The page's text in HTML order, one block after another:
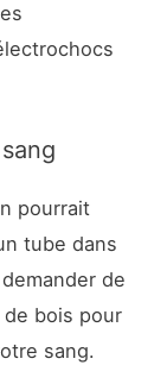
pourrait
tube dans
de
bois pour
sang.